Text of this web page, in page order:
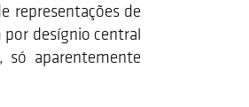
representações de
por desígnio central
só aparentemente